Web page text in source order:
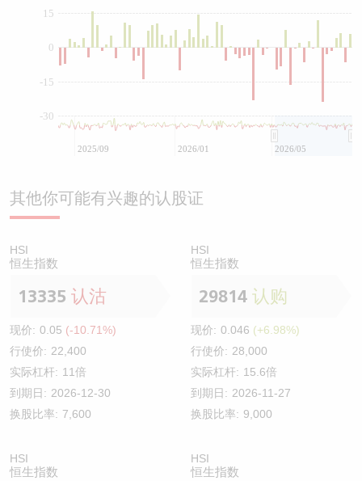
0
-30
-15
15
2025/09 2026/01 2026/05
其他你可能有兴趣的认股证
HSI
恒生指数
13335 认沽
现价: 0.05 (-10.71%)
行使价: 22,400
实际杠杆: 11倍
到期日: 2026-12-30
换股比率: 7,600
HSI
恒生指数
29814 认购
现价: 0.046 (+6.98%)
行使价: 28,000
实际杠杆: 15.6倍
到期日: 2026-11-27
换股比率: 9,000
HSI
恒生指数
HSI
恒生指数